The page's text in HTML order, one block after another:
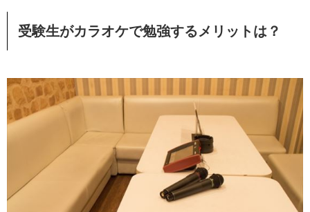
受験生がカラオケで勉強するメリットは？